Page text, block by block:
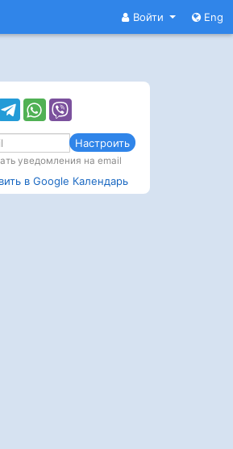
Войти Eng
Настроить
уведомления на email
в Google Календарь